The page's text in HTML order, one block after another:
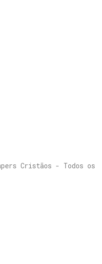
Cristãos - Todos os